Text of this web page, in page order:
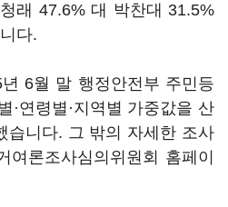
래 47.6% 대 박찬대 31.5%
다.
6월 말 행정안전부 주민등
·연령별·지역별 가중값을 산
습니다. 그 밖의 자세한 조사
여론조사심의위원회 홈페이